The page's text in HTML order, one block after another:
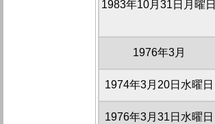
1983年10月31日月曜日
1976年3月
1974年3月20日水曜日
1976年3月31日水曜日